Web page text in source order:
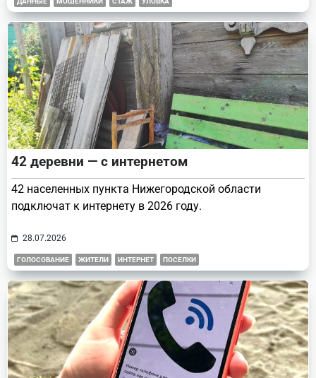
42 деревни — с интернетом
42 населенных пункта Нижегородской области
подключат к интернету в 2026 году.
28.07.2026
ГОЛОСОВАНИЕ ЖИТЕЛИ ИНТЕРНЕТ ПОСЕЛКИ